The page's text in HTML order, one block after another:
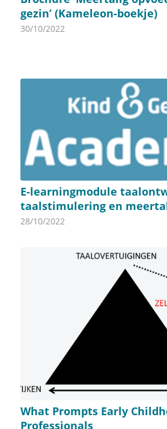
gezin’ (Kameleon-boekje)
30/10/2022
E-learningmodule
taalstimulering en
28/10/2022
What Prompts Early
Professionals